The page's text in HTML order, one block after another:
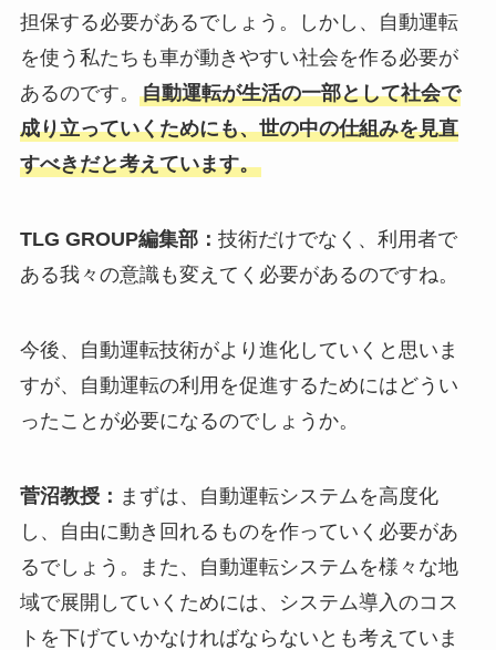
担保する必要があるでしょう。しかし、自動運転
を使う私たちも車が動きやすい社会を作る必要が
あるのです。 自動運転が生活の一部として社会で
成り立っていくためにも、世の中の仕組みを見直
すべきだと考えています。
TLG GROUP編集部： 技術だけでなく、利用者で
ある我々の意識も変えてく必要があるのですね。
今後、自動運転技術がより進化していくと思いま
すが、自動運転の利用を促進するためにはどうい
ったことが必要になるのでしょうか。
菅沼教授： まずは、自動運転システムを高度化
し、自由に動き回れるものを作っていく必要があ
るでしょう。また、自動運転システムを様々な地
域で展開していくためには、システム導入のコス
トを下げていかなければならないとも考えていま